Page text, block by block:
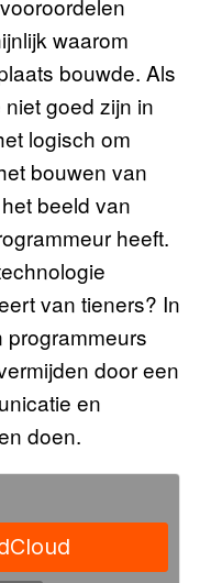
waarom
bouwde. Als
goed zijn in
logisch om
bouwen van
beeld van
heeft.
van tieners? In
door een
en
doen.